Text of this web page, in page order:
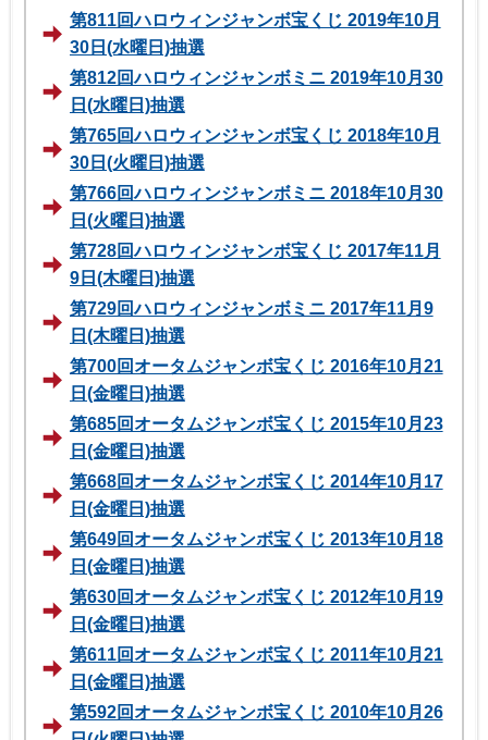
第811回ハロウィンジャンボ宝くじ 2019年10月
30日(水曜日)抽選
第812回ハロウィンジャンボミニ 2019年10月30
日(水曜日)抽選
第765回ハロウィンジャンボ宝くじ 2018年10月
30日(火曜日)抽選
第766回ハロウィンジャンボミニ 2018年10月30
日(火曜日)抽選
第728回ハロウィンジャンボ宝くじ 2017年11月
9日(木曜日)抽選
第729回ハロウィンジャンボミニ 2017年11月9
日(木曜日)抽選
第700回オータムジャンボ宝くじ 2016年10月21
日(金曜日)抽選
第685回オータムジャンボ宝くじ 2015年10月23
日(金曜日)抽選
第668回オータムジャンボ宝くじ 2014年10月17
日(金曜日)抽選
第649回オータムジャンボ宝くじ 2013年10月18
日(金曜日)抽選
第630回オータムジャンボ宝くじ 2012年10月19
日(金曜日)抽選
第611回オータムジャンボ宝くじ 2011年10月21
日(金曜日)抽選
第592回オータムジャンボ宝くじ 2010年10月26